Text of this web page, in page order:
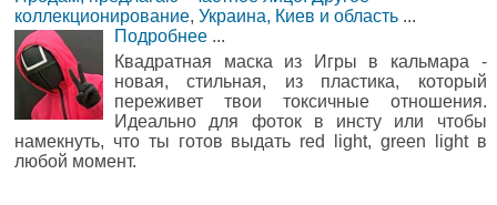
коллекционирование, Украина, Киев и область ...
Подробнее ...
Квадратная маска из Игры в кальмара -
новая, стильная, из пластика, который
переживет твои токсичные отношения.
Идеально для фоток в инсту или чтобы
намекнуть, что ты готов выдать red light, green light в
любой момент.